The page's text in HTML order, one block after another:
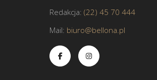
Redakcja: (22) 45 70 444
Mail: biuro@bellona.pl